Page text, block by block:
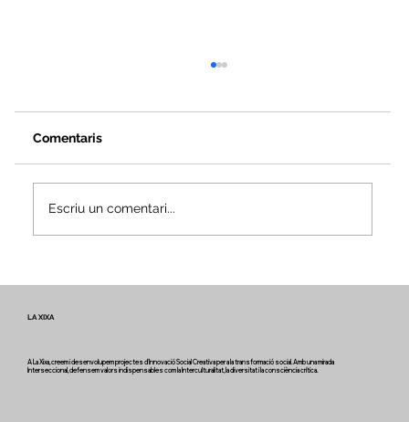
Comentaris
Escriu un comentari...
LA XIXA
A La Xixa, creem i desenvolupem projectes d'Innovació Social Creativa per a la transformació social. Amb una mirada
Interseccional, defensem valors indispensables com la Interculturalitat, la diversitat i la consciència crítica.